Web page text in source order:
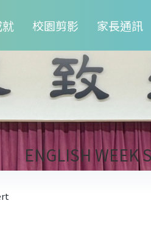
校園剪影 家長通訊
ENGLISH WEEK